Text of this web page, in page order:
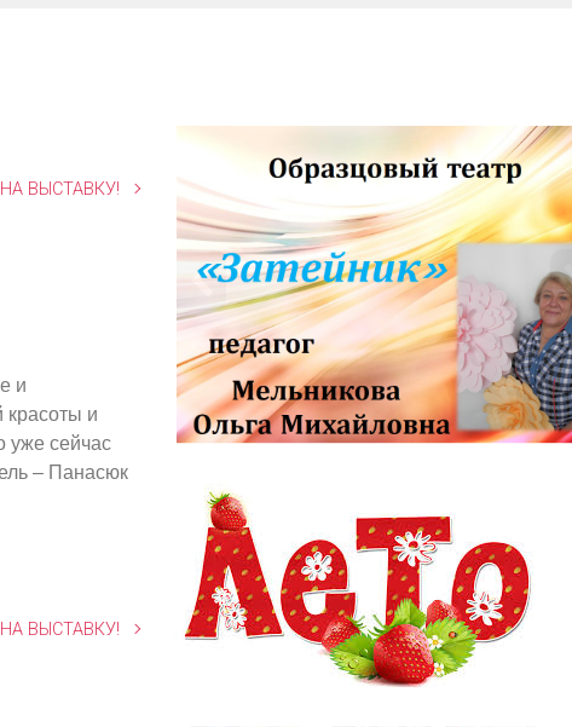
ВЫСТАВКУ!
и
красоты и
уже сейчас
– Панасюк
ВЫСТАВКУ!
информационный контент